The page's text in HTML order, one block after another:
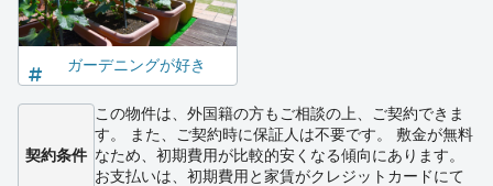
ガーデニングが好き
契約条件
この物件は、外国籍の方もご相談の上、ご契約できま
す。 また、ご契約時に保証人は不要です。 敷金が無料
なため、初期費用が比較的安くなる傾向にあります。
お支払いは、初期費用と家賃がクレジットカードにて